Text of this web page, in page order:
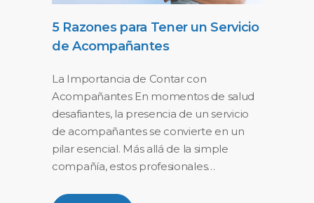
5 Razones para Tener un Servicio
de Acompañantes
La Importancia de Contar con
Acompañantes En momentos de salud
desafiantes, la presencia de un servicio
de acompañantes se convierte en un
pilar esencial. Más allá de la simple
compañía, estos profesionales…